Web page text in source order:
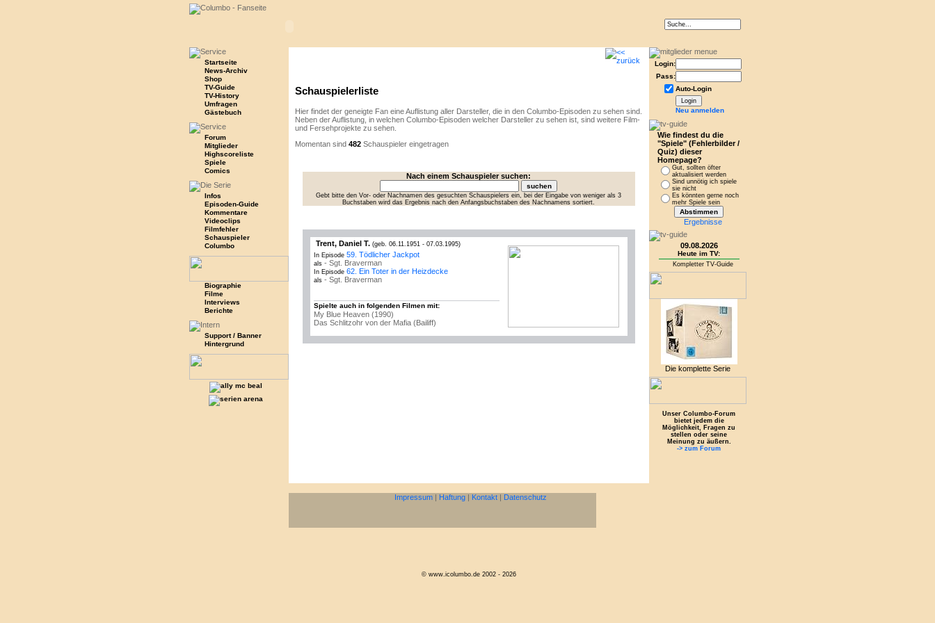
Startseite
News-Archiv
Shop
TV-Guide
TV-History
Umfragen
Gästebuch
Forum
Mitglieder
Highscoreliste
Spiele
Comics
Infos
Episoden-Guide
Kommentare
Videoclips
Filmfehler
Schauspieler
Columbo
Biographie
Filme
Interviews
Berichte
Support / Banner
Hintergrund
Login:
Pass:
Auto-Login
Neu anmelden
Wie findest du die
"Spiele" (Fehlerbilder /
Quiz) dieser
Homepage?
Gut, sollten öfter
aktualisiert werden
Sind unnötig ich spiele
sie nicht
Es könnten gerne noch
mehr Spiele sein
Ergebnisse
09.08.2026
Heute im TV:
Kompletter TV-Guide
Die komplette Serie
Unser Columbo-Forum
bietet jedem die
Möglichkeit, Fragen zu
stellen oder seine
Meinung zu äußern.
-> zum Forum
Schauspielerliste
Hier findet der geneigte Fan eine Auflistung aller Darsteller, die in den Columbo-Episoden zu sehen sind.
Neben der Auflistung, in welchen Columbo-Episoden welcher Darsteller zu sehen ist, sind weitere Film-
und Fersehprojekte zu sehen.
Momentan sind 482Schauspieler eingetragen
Nach einem Schauspieler suchen:
Gebt bitte den Vor- oder Nachnamen des gesuchten Schauspielers ein, bei der Eingabe von weniger als 3
Buchstaben wird das Ergebnis nach den Anfangsbuchstaben des Nachnamens sortiert.
Trent, Daniel T. (geb. 06.11.1951 - 07.03.1995)
In Episode 59. Tödlicher Jackpot
als - Sgt. Braverman
In Episode 62. Ein Toter in der Heizdecke
als - Sgt. Braverman
Spielte auch in folgenden Filmen mit:
My Blue Heaven (1990)
Das Schlitzohr von der Mafia (Bailiff)
Impressum | Haftung | Kontakt | Datenschutz
© www.icolumbo.de 2002 - 2026